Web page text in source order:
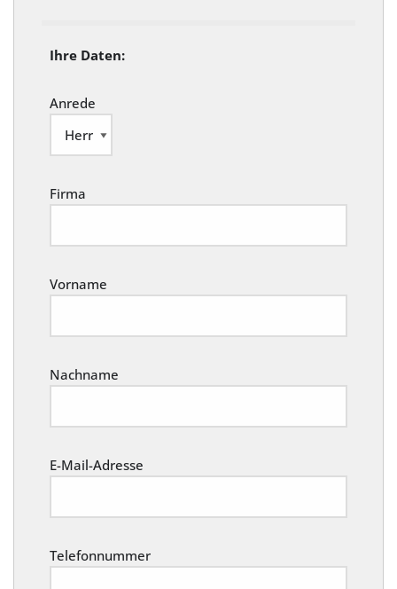
Ihre Daten:
Anrede
Firma
Vorname
Nachname
E-Mail-Adresse
Telefonnummer